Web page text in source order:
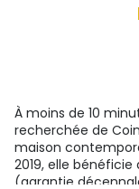
À moins de 10
recherchée de
maison
2019, elle
(garantie